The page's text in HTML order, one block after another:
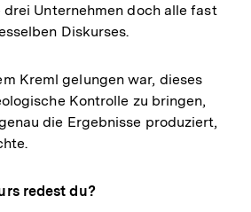
Unternehmen doch alle fast
Diskurses.
Kreml gelungen war, dieses
Kontrolle zu bringen,
die Ergebnisse produziert,
redest du?